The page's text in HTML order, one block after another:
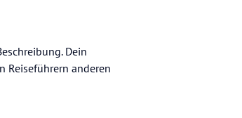
Dein
Reiseführern anderen